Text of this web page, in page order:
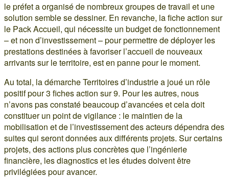
le préfet a organisé de nombreux groupes de travail et une
solution semble se dessiner. En revanche, la fiche action sur
le Pack Accueil, qui nécessite un budget de fonctionnement
– et non d’investissement – pour permettre de déployer les
prestations destinées à favoriser l’accueil de nouveaux
arrivants sur le territoire, est en panne pour le moment.
Au total, la démarche Territoires d’industrie a joué un rôle
positif pour 3 fiches action sur 9. Pour les autres, nous
n’avons pas constaté beaucoup d’avancées et cela doit
constituer un point de vigilance : le maintien de la
mobilisation et de l’investissement des acteurs dépendra des
suites qui seront données aux différents projets. Sur certains
projets, des actions plus concrètes que l’ingénierie
financière, les diagnostics et les études doivent être
privilégiées pour avancer.